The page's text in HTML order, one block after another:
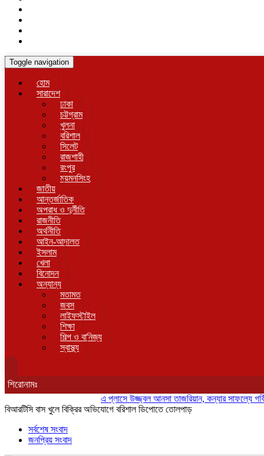
Toggle navigation
হোম
সারাদেশ
ঢাকা
চট্টগ্রাম
খুলনা
বরিশাল
সিলেট
রাজশাহী
রংপুর
ময়মনসিংহ
জাতীয়
আন্তর্জাতিক
অপরাধ ও দুর্নীতি
রাজনীতি
অর্থনীতি
আইন-আদালত
ইসলাম
খেলা
বিনোদন
অন্যান্য
মতামত
জবস
লাইফস্টাইল
শিক্ষা
শিল্প ও বানিজ্য
স্বাস্থ্য
শিরোনামঃ
এ প্লাসে উজ্জ্বল আনসা তাজরিয়ান, কন্যার সাফল্যে গর্বিত
বিআরটিসি বাস খুলে বিক্রির অভিযোগে বরিশাল ডিপোতে তোলপাড়
সর্বশেষ সংবাদ
জনপ্রিয় সংবাদ